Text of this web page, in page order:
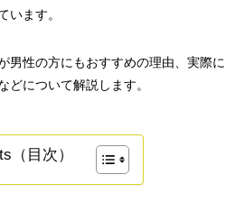
います。
男性の方にもおすすめの理由、実際に
どについて解説します。
（目次）